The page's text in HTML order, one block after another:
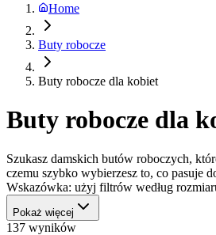
Home
Buty robocze
Buty robocze dla kobiet
Buty robocze dla
Szukasz damskich butów roboczych,
czemu szybko wybierzesz to, co pasuje
Wskazówka: użyj filtrów według
Pokaż więcej
137 wyników